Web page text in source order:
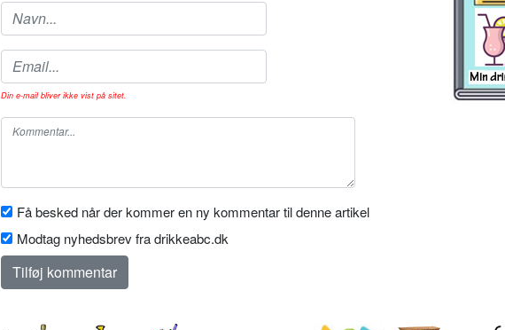
Din e-mail bliver ikke vist på sitet.
Få besked når der kommer en ny kommentar til denne artikel
Modtag nyhedsbrev fra drikkeabc.dk